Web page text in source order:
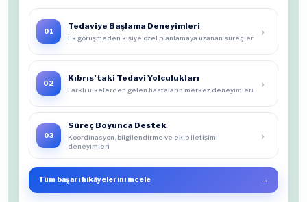
01
Tedaviye Başlama Deneyimleri
İlk görüşmeden kişiye özel planlamaya uzanan süreçler ›
02
Kıbrıs’taki Tedavi Yolculukları
Farklı ülkelerden gelen hastaların merkez deneyimleri ›
03
Süreç Boyunca Destek
Koordinasyon, bilgilendirme ve ekip iletişimi
deneyimleri
›
Tüm başarı hikâyelerini incele →